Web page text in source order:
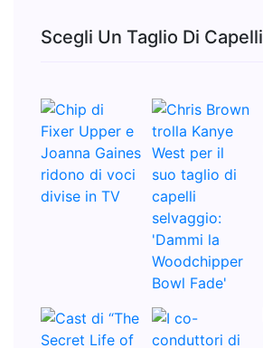
Scegli Un Taglio Di Capelli